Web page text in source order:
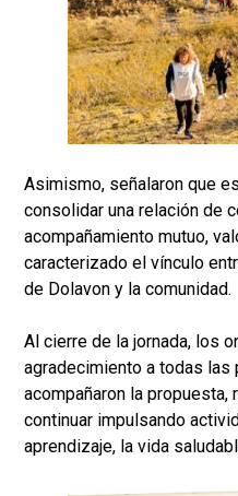
Asimismo, señalaron que
consolidar una relación de
acompañamiento mutuo,
caracterizado el vínculo
de Dolavon y la comunidad.
Al cierre de la jornada, los
agradecimiento a todas las
acompañaron la
continuar impulsando
aprendizaje, la vida